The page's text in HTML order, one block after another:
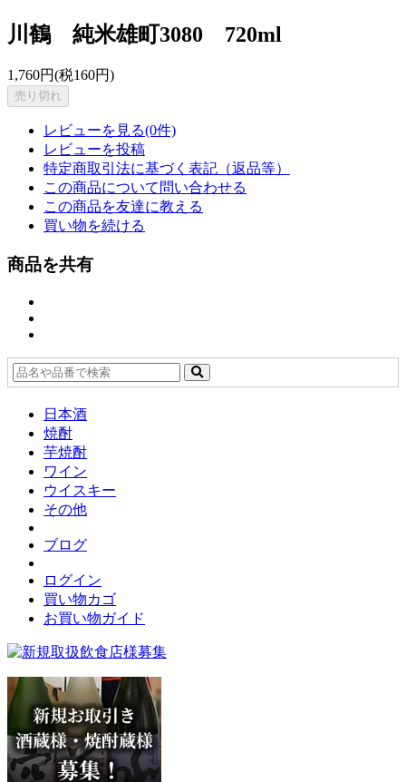
川鶴 純米雄町3080 720ml
1,760円(税160円)
売り切れ
レビューを見る(0件)
レビューを投稿
特定商取引法に基づく表記（返品等）
この商品について問い合わせる
この商品を友達に教える
買い物を続ける
商品を共有
日本酒
焼酎
芋焼酎
ワイン
ウイスキー
その他
ブログ
ログイン
買い物カゴ
お買い物ガイド